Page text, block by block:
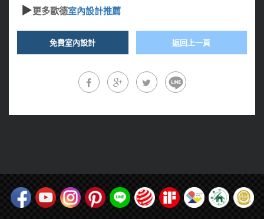
▶更多歐德室內設計推薦
免費室內設計 返回上一頁